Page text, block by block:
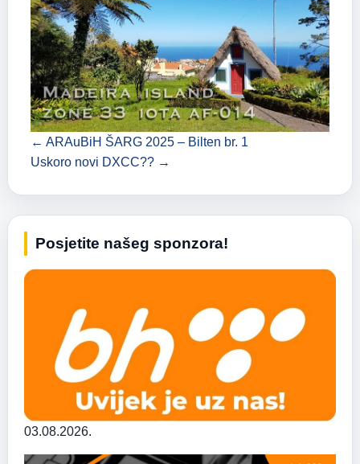
← ARAuBiH ŠARG 2025 – Bilten br. 1
Uskoro novi DXCC?? →
Posjetite našeg sponzora!
03.08.2026.